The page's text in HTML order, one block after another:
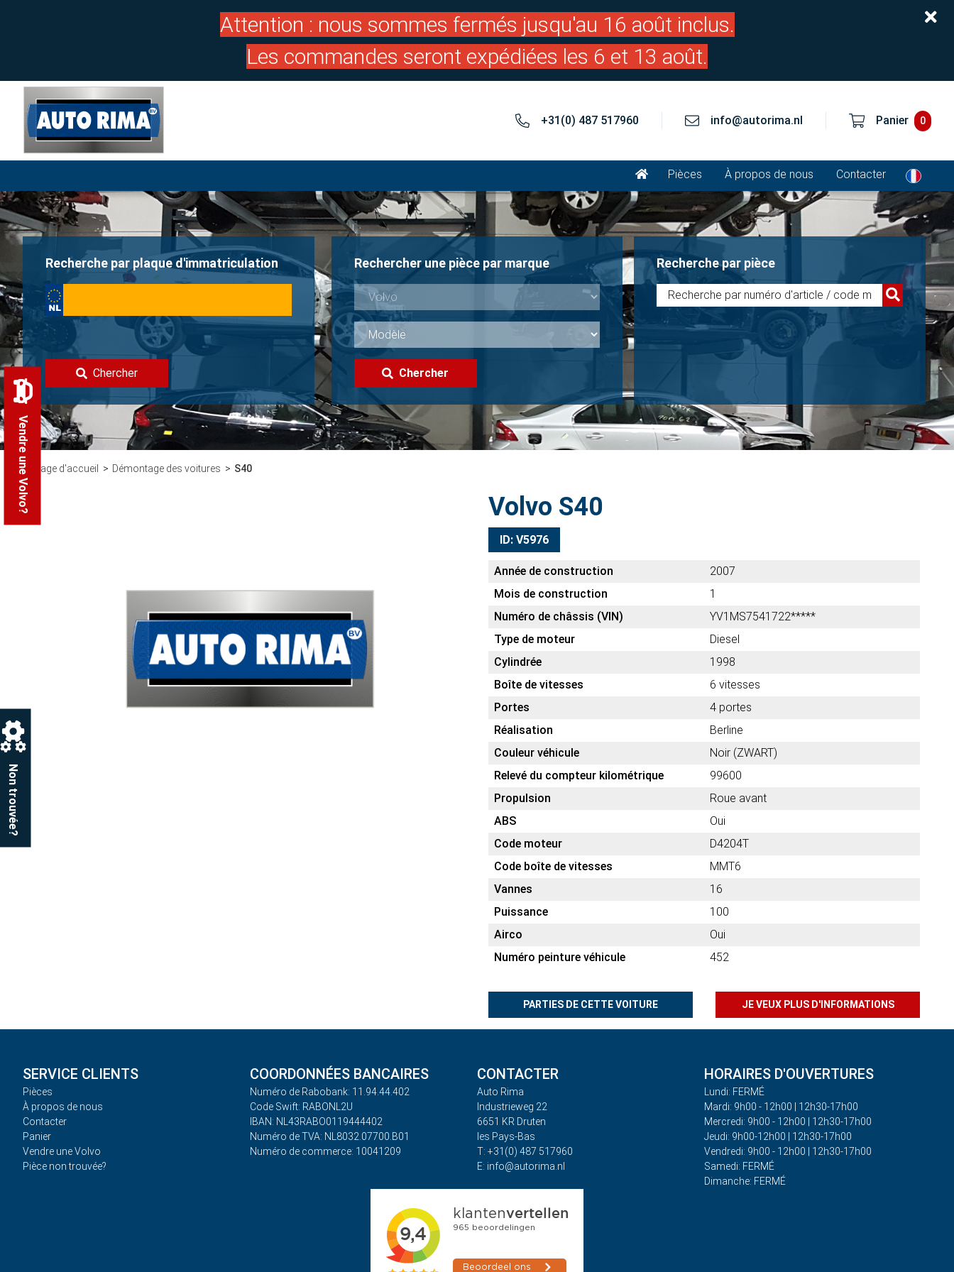
Attention : nous sommes fermés jusqu'au 16 août inclus.
Les commandes seront expédiées les 6 et 13 août.
+31(0) 487 517960 info@autorima.nl Panier 0
Pièces À propos de nous Contacter
Recherche par plaque d'immatriculation
Chercher
Rechercher une pièce par marque
Chercher
Recherche par pièce
Page d'accueil Démontage des voitures S40
Volvo S40
ID: V5976
Année de construction
2007
Mois de construction
1
Numéro de châssis (VIN)
YV1MS7541722*****
Type de moteur
Diesel
Cylindrée
1998
Boîte de vitesses
6 vitesses
Portes
4 portes
Réalisation
Berline
Couleur véhicule
Noir (ZWART)
Relevé du compteur kilométrique
99600
Propulsion
Roue avant
ABS
Oui
Code moteur
D4204T
Code boîte de vitesses
MMT6
Vannes
16
Puissance
100
Airco
Oui
Numéro peinture véhicule
452
PARTIES DE CETTE VOITURE JE VEUX PLUS D'INFORMATIONS
SERVICE CLIENTS
Pièces
À propos de nous
Contacter
Panier
Vendre une Volvo
Pièce non trouvée?
COORDONNÉES BANCAIRES
Numéro de Rabobank: 11.94.44.402
Code Swift: RABONL2U
IBAN: NL43RABO0119444402
Numéro de TVA: NL8032.07700.B01
Numéro de commerce: 10041209
CONTACTER
Auto Rima
Industrieweg 22
6651 KR Druten
les Pays-Bas
T: +31(0) 487 517960
E: info@autorima.nl
HORAIRES D'OUVERTURES
Lundi: FERMÉ
Mardi: 9h00 - 12h00 | 12h30-17h00
Mercredi: 9h00 - 12h00 | 12h30-17h00
Jeudi: 9h00-12h00 | 12h30-17h00
Vendredi: 9h00 - 12h00 | 12h30-17h00
Samedi: FERMÉ
Dimanche: FERMÉ
Vendre une Volvo?
Non trouvée?